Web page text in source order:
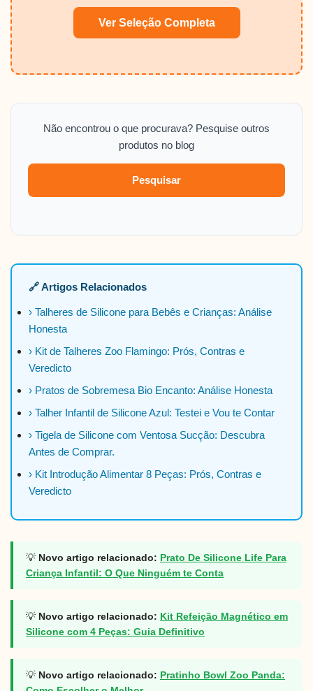
Ver Seleção Completa
Não encontrou o que procurava? Pesquise outros
produtos no blog
Pesquisar
🔗 Artigos Relacionados
› Talheres de Silicone para Bebês e Crianças: Análise
Honesta
› Kit de Talheres Zoo Flamingo: Prós, Contras e
Veredicto
› Pratos de Sobremesa Bio Encanto: Análise Honesta
› Talher Infantil de Silicone Azul: Testei e Vou te Contar
› Tigela de Silicone com Ventosa Sucção: Descubra
Antes de Comprar.
› Kit Introdução Alimentar 8 Peças: Prós, Contras e
Veredicto
💡 Novo artigo relacionado: Prato De Silicone Life Para
Criança Infantil: O Que Ninguém te Conta
💡 Novo artigo relacionado: Kit Refeição Magnético em
Silicone com 4 Peças: Guia Definitivo
💡 Novo artigo relacionado: Pratinho Bowl Zoo Panda: